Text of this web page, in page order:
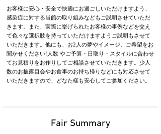
お客様に安心・安全で快適にお過ごしいただけますよう、
感染症に対する当館の取り組みなどもご説明させていただ
きます。また、実際に挙げられたお客様の事例などを交え
て色々な選択肢を持っていただけますようご説明もさせて
いただきます。他にも、お2人の夢やイメージ、ご希望をお
聞かせください!人数 やご予算・日取り・スタイルに合わせ
てお見積りをお作りしてご相談させていただきます。少人
数のお披露目会やお食事のお持ち帰りなどにも対応させて
いただきますので、どなた様も安心してご参加ください。
Fair Summary